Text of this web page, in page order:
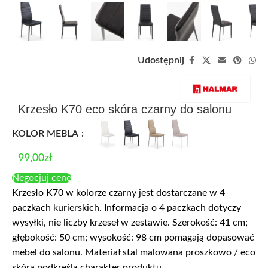
Udostępnij
Krzesło K70 eco skóra czarny do salonu
KOLOR MEBLA
99,00zł
Negocjuj cenę
Krzesło K70 w kolorze czarny jest dostarczane w 4
paczkach kurierskich. Informacja o 4 paczkach dotyczy
wysyłki, nie liczby krzeseł w zestawie. Szerokość: 41 cm;
głębokość: 50 cm; wysokość: 98 cm pomagają dopasować
mebel do salonu. Materiał stal malowana proszkowo / eco